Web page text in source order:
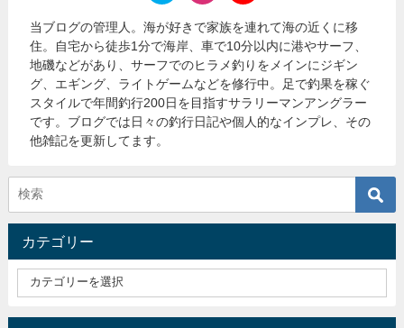
当ブログの管理人。海が好きで家族を連れて海の近くに移
住。自宅から徒歩1分で海岸、車で10分以内に港やサーフ、
地磯などがあり、サーフでのヒラメ釣りをメインにジギン
グ、エギング、ライトゲームなどを修行中。足で釣果を稼ぐ
スタイルで年間釣行200日を目指すサラリーマンアングラー
です。ブログでは日々の釣行日記や個人的なインプレ、その
他雑記を更新してます。
カテゴリー